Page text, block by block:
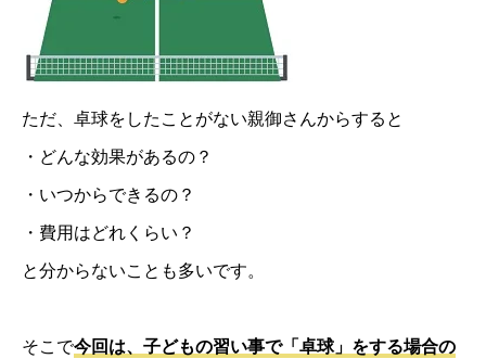
ただ、卓球をしたことがない親御さんからすると
・どんな効果があるの？
・いつからできるの？
・費用はどれくらい？
と分からないことも多いです。
そこで今回は、子どもの習い事で「卓球」をする場合の